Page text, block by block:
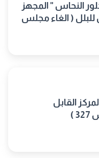
النحاس " المجهز
( الغاء مجلس
القابل
)